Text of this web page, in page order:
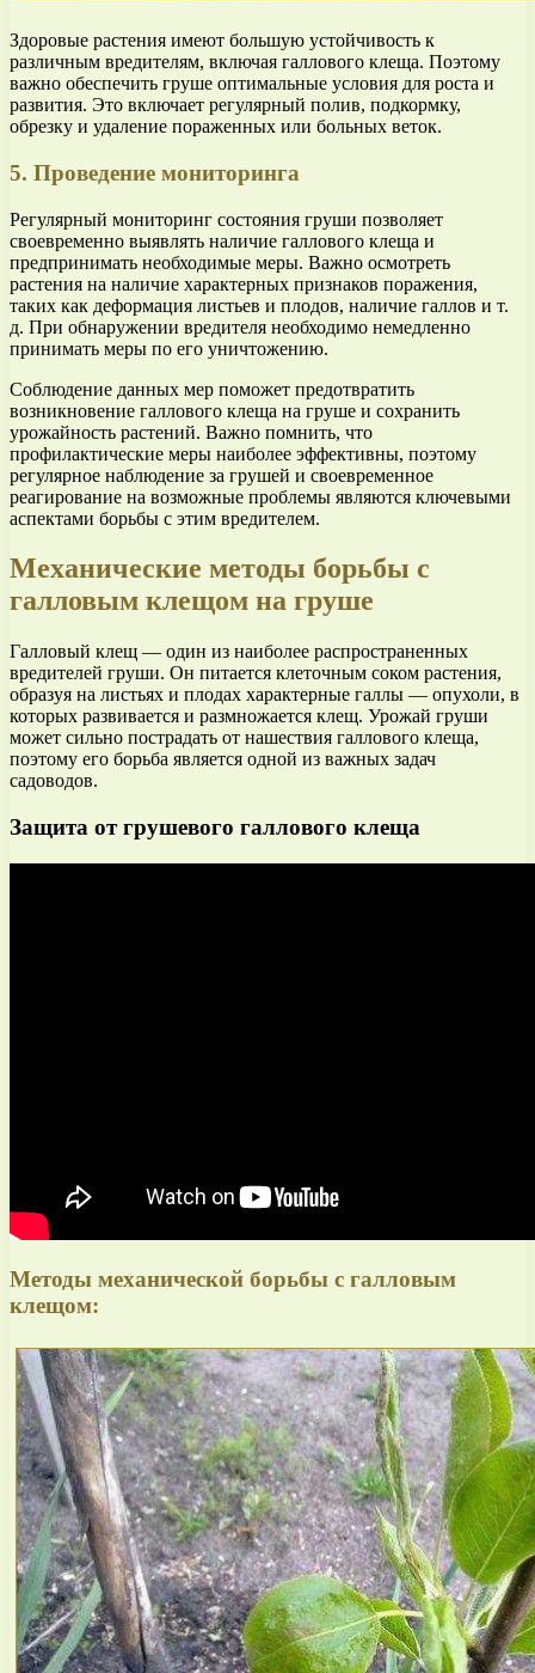
Здоровые растения имеют большую устойчивость к
различным вредителям, включая галлового клеща. Поэтому
важно обеспечить груше оптимальные условия для роста и
развития. Это включает регулярный полив, подкормку,
обрезку и удаление пораженных или больных веток.
5. Проведение мониторинга
Регулярный мониторинг состояния груши позволяет
своевременно выявлять наличие галлового клеща и
предпринимать необходимые меры. Важно осмотреть
растения на наличие характерных признаков поражения,
таких как деформация листьев и плодов, наличие галлов и т.
д. При обнаружении вредителя необходимо немедленно
принимать меры по его уничтожению.
Соблюдение данных мер поможет предотвратить
возникновение галлового клеща на груше и сохранить
урожайность растений. Важно помнить, что
профилактические меры наиболее эффективны, поэтому
регулярное наблюдение за грушей и своевременное
реагирование на возможные проблемы являются ключевыми
аспектами борьбы с этим вредителем.
Механические методы борьбы с
галловым клещом на груше
Галловый клещ — один из наиболее распространенных
вредителей груши. Он питается клеточным соком растения,
образуя на листьях и плодах характерные галлы — опухоли, в
которых развивается и размножается клещ. Урожай груши
может сильно пострадать от нашествия галлового клеща,
поэтому его борьба является одной из важных задач
садоводов.
Защита от грушевого галлового клеща
Методы механической борьбы с галловым
клещом: